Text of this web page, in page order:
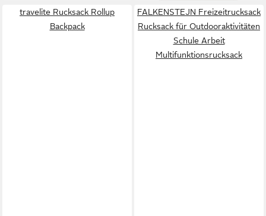
travelite Rucksack Rollup
Backpack
FALKENSTEJN Freizeitrucksack
Rucksack für Outdooraktivitäten
Schule Arbeit
Multifunktionsrucksack